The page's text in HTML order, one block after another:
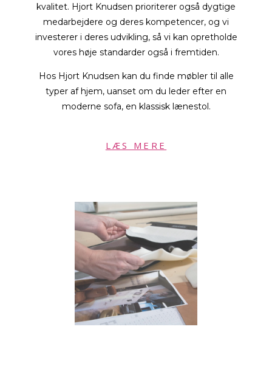
kvalitet. Hjort Knudsen prioriterer også dygtige
medarbejdere og deres kompetencer, og vi
investerer i deres udvikling, så vi kan opretholde
vores høje standarder også i fremtiden.
Hos Hjort Knudsen kan du finde møbler til alle
typer af hjem, uanset om du leder efter en
moderne sofa, en klassisk lænestol.
LÆS MERE